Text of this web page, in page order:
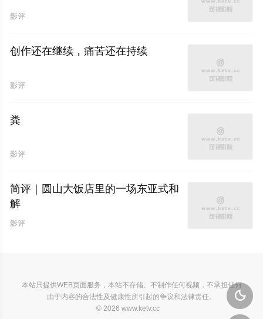
影评
创作还在继续，痛苦还在持续
影评
粪
影评
简评｜圆山大饭店里的一场东亚式和
解
影评

本站只提供WEB页面服务，本站不存储、不制作任何视频，不承担任何
由于内容的合法性及健康性所引起的争议和法律责任。
© 2026 www.ketv.cc